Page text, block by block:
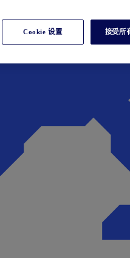
Cookie 设置 接受所